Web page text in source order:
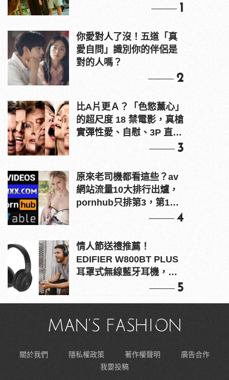
1
你愛對人了沒！五道「真
愛自問」識別你的伴侶是
對的人嗎？
2
比A片更Ａ？「色慾薰心」
的超尺度 18 禁電影，真槍
實彈性愛、自慰、3P 直接
3
原來老司機都看這些？av
網站流量10大排行出爐，
pornhub只排第3，第1名
4
情人節送禮推薦！
EDIFIER W800BT PLUS
耳罩式無線藍牙耳機，在
5
關於我們 隱私權政策 著作權聲明
廣告合作
我要投稿